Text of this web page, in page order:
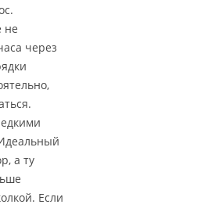
не
через
а ту
Если